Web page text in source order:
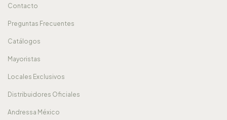
Contacto
Preguntas Frecuentes
Catálogos
Mayoristas
Locales Exclusivos
Distribuidores Oficiales
Andressa México